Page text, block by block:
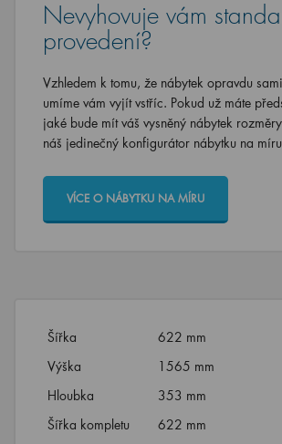
Nevyhovuje vám
provedení?
Vzhledem k tomu, že nábytek opravdu
umíme vám vyjít vstříc. Pokud už máte
jaké bude mít váš vysněný nábytek
náš jedinečný konfigurátor nábytku na
VÍCE O NÁBYTKU NA MÍRU
Šířka
622 mm
Výška
1565 mm
Hloubka
353 mm
Šířka kompletu
622 mm